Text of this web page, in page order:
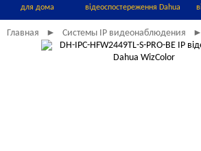
для дома
відеоспостереження Dahua
Главная ► Системы IP видеонаблюдения ►